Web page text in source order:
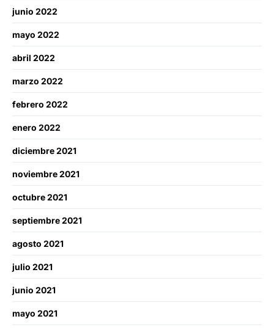
junio 2022
mayo 2022
abril 2022
marzo 2022
febrero 2022
enero 2022
diciembre 2021
noviembre 2021
octubre 2021
septiembre 2021
agosto 2021
julio 2021
junio 2021
mayo 2021